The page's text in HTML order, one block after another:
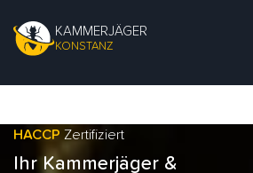
KAMMERJÄGER
KONSTANZ
HACCP Zertifiziert
Ihr Kammerjäger &